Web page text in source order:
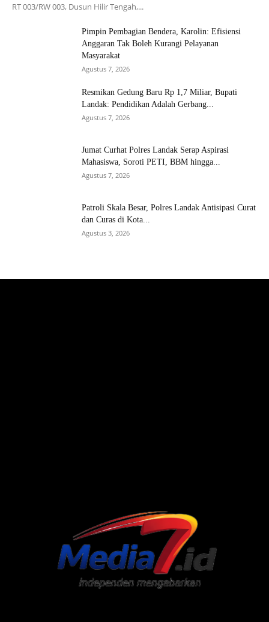
RT 003/RW 003, Dusun Hilir Tengah,...
Pimpin Pembagian Bendera, Karolin: Efisiensi
Anggaran Tak Boleh Kurangi Pelayanan
Masyarakat
Agustus 7, 2026
Resmikan Gedung Baru Rp 1,7 Miliar, Bupati
Landak: Pendidikan Adalah Gerbang...
Agustus 7, 2026
Jumat Curhat Polres Landak Serap Aspirasi
Mahasiswa, Soroti PETI, BBM hingga...
Agustus 7, 2026
Patroli Skala Besar, Polres Landak Antisipasi Curat
dan Curas di Kota...
Agustus 3, 2026